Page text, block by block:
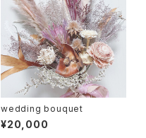
wedding bouquet
¥20,000